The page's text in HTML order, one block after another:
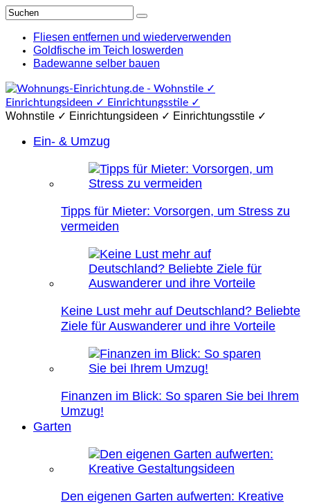
Fliesen entfernen und wiederverwenden
Goldfische im Teich loswerden
Badewanne selber bauen
Wohnstile ✓ Einrichtungsideen ✓ Einrichtungsstile ✓
Ein- & Umzug
Tipps für Mieter: Vorsorgen, um Stress zu
vermeiden
Keine Lust mehr auf Deutschland? Beliebte
Ziele für Auswanderer und ihre Vorteile
Finanzen im Blick: So sparen Sie bei Ihrem
Umzug!
Garten
Den eigenen Garten aufwerten: Kreative